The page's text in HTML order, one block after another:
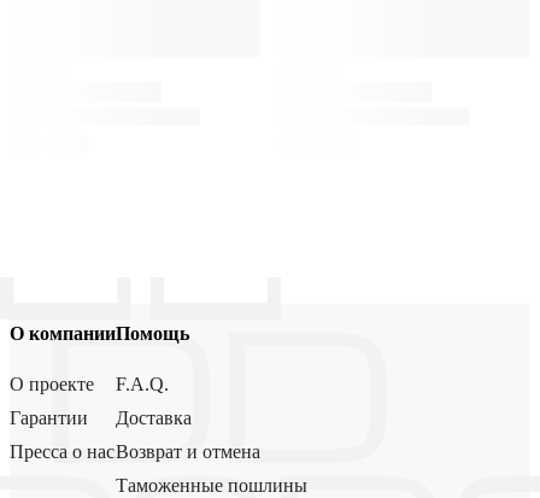
О компании
О проекте
Гарантии
Пресса о нас
Помощь
F.A.Q.
Доставка
Возврат и отмена
Таможенные пошлины